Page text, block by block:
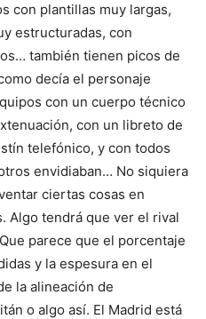
con plantillas muy largas,
estructuradas, con
también tienen picos de
decía el personaje
con un cuerpo técnico
con un libreto de
telefónico, y con todos
envidiaban… No siquiera
ciertas cosas en
Algo tendrá que ver el rival
parece que el porcentaje
y la espesura en el
la alineación de
o algo así. El Madrid está